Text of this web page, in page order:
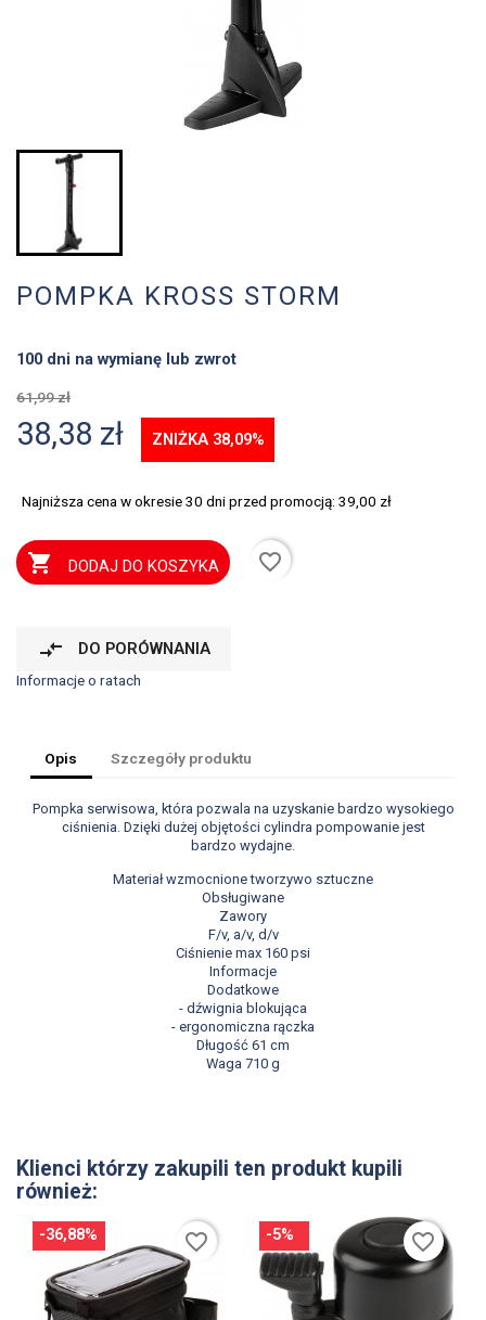
POMPKA KROSS STORM
100 dni na wymianę lub zwrot
61,99 zł
38,38 zł ZNIŻKA 38,09%
Najniższa cena w okresie 30 dni przed promocją: 39,00 zł
 DODAJ DO KOSZYKA favorite_border
compare_arrows DO PORÓWNANIA
Informacje o ratach
Opis Szczegóły produktu
Pompka serwisowa, która pozwala na uzyskanie bardzo wysokiego
ciśnienia. Dzięki dużej objętości cylindra pompowanie jest
bardzo wydajne.
Materiał wzmocnione tworzywo sztuczne
Obsługiwane
Zawory
F/v, a/v, d/v
Ciśnienie max 160 psi
Informacje
Dodatkowe
- dźwignia blokująca
- ergonomiczna rączka
Długość 61 cm
Waga 710 g
Klienci którzy zakupili ten produkt kupili
również:
-36,88% favorite_border -5% favorite_border